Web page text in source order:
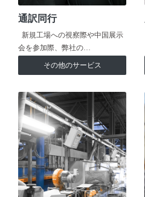
通訳同行
新規工場への視察際や中国展示
会を参加際、弊社の…
その他のサービス